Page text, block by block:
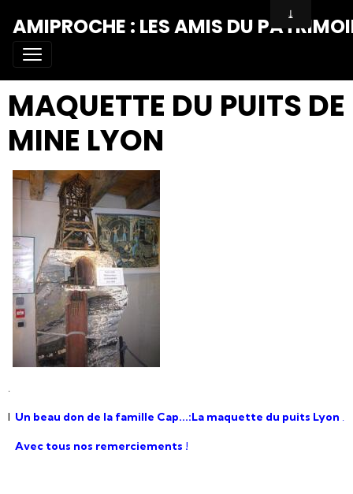
AMIPROCHE : LES AMIS DU
MAQUETTE DU PUITS DE
MINE LYON
.
l Un beau don de la famille Cap...:La maquette du puits Lyon .
Avec tous nos remerciements !